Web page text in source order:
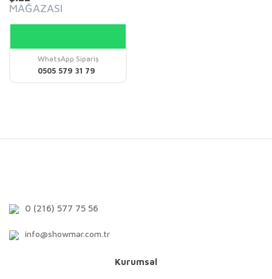
MAĞAZASI
WhatsApp Sipariş
0505 579 31 79
0 (216) 577 75 56
info@showmar.com.tr
Kurumsal